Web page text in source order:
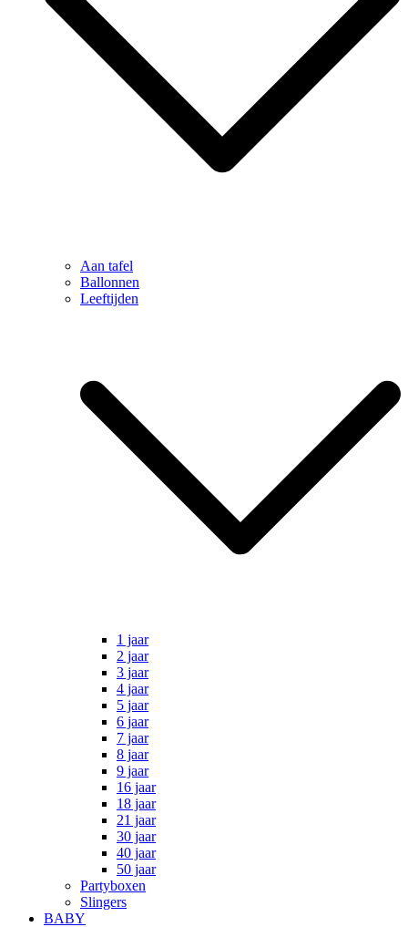
Aan tafel
Ballonnen
Leeftijden
1 jaar
2 jaar
3 jaar
4 jaar
5 jaar
6 jaar
7 jaar
8 jaar
9 jaar
16 jaar
18 jaar
21 jaar
30 jaar
40 jaar
50 jaar
Partyboxen
Slingers
BABY